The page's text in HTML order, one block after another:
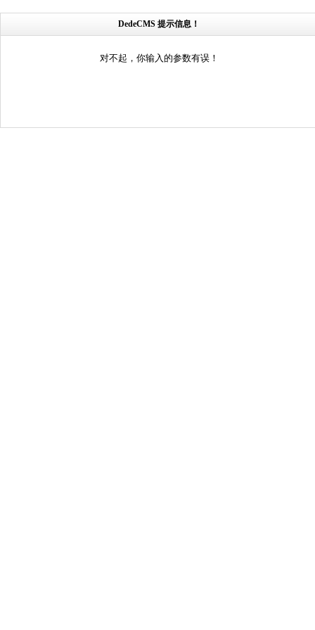
DedeCMS 提示信息！
对不起，你输入的参数有误！